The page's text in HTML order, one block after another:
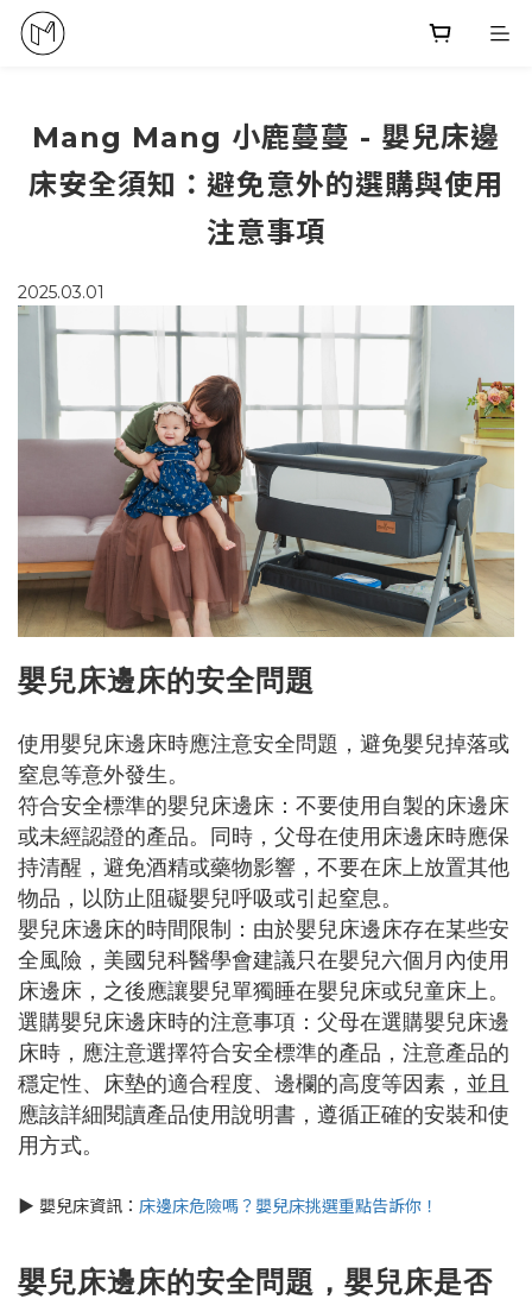
Mang Mang 小鹿蔓蔓 - 嬰兒床邊
床安全須知：避免意外的選購與使用
注意事項
2025.03.01
嬰兒床邊床的安全問題
使用嬰兒床邊床時應注意安全問題，避免嬰兒掉落或
窒息等意外發生。
符合安全標準的嬰兒床邊床：不要使用自製的床邊床
或未經認證的產品。同時，父母在使用床邊床時應保
持清醒，避免酒精或藥物影響，不要在床上放置其他
物品，以防止阻礙嬰兒呼吸或引起窒息。
嬰兒床邊床的時間限制：由於嬰兒床邊床存在某些安
全風險，美國兒科醫學會建議只在嬰兒六個月內使用
床邊床，之後應讓嬰兒單獨睡在嬰兒床或兒童床上。
選購嬰兒床邊床時的注意事項：父母在選購嬰兒床邊
床時，應注意選擇符合安全標準的產品，注意產品的
穩定性、床墊的適合程度、邊欄的高度等因素，並且
應該詳細閱讀產品使用說明書，遵循正確的安裝和使
用方式。
▶ 嬰兒床資訊： 床邊床危險嗎？嬰兒床挑選重點告訴你！
嬰兒床邊床的安全問題，嬰兒床是否